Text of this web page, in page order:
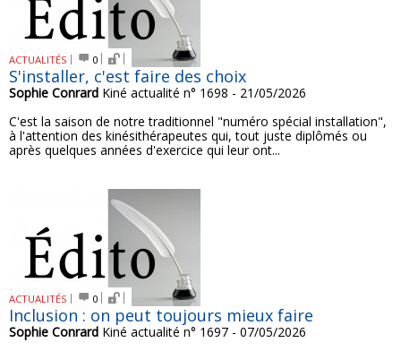
ACTUALITÉS 0
S'installer, c'est faire des choix
Sophie Conrard Kiné actualité n° 1698 - 21/05/2026
C'est la saison de notre traditionnel "numéro spécial installation",
à l'attention des kinésithérapeutes qui, tout juste diplômés ou
après quelques années d'exercice qui leur ont...
ACTUALITÉS 0
Inclusion : on peut toujours mieux faire
Sophie Conrard Kiné actualité n° 1697 - 07/05/2026